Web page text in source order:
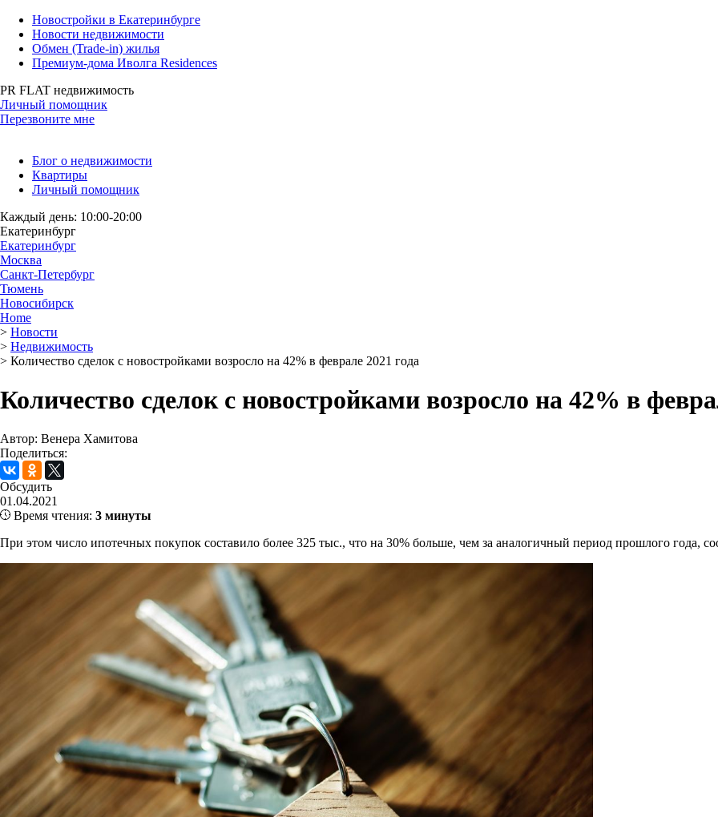
Новостройки в Екатеринбурге
Новости недвижимости
Обмен (Trade-in) жилья
Премиум-дома Иволга Residences
PR FLAT недвижимость
Личный помощник
Перезвоните мне
Блог о недвижимости
Квартиры
Личный помощник
Каждый день: 10:00-20:00
Екатеринбург
Екатеринбург
Москва
Санкт-Петербург
Тюмень
Новосибирск
Home
> Новости
> Недвижимость
> Количество сделок с новостройками возросло на 42% в феврале 2021 года
Количество сделок с новостройками возросло на 42% в
Автор: Венера Хамитова
Поделиться:
Обсудить
01.04.2021
Время чтения: 3 минуты
При этом число ипотечных покупок составило более 325 тыс., что на 30% больше, чем за аналогичный период прошлого года,